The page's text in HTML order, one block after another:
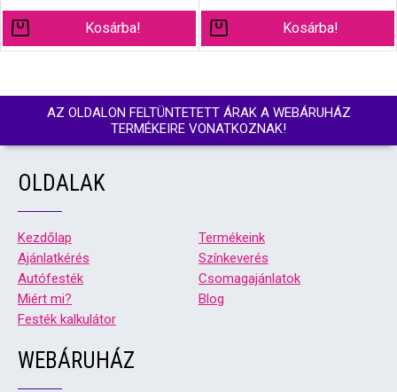
Kosárba! Kosárba!
AZ OLDALON FELTÜNTETETT ÁRAK A WEBÁRUHÁZ
TERMÉKEIRE VONATKOZNAK!
OLDALAK
Kezdőlap
Termékeink
Ajánlatkérés
Színkeverés
Autófesték
Csomagajánlatok
Miért mi?
Blog
Festék kalkulátor
WEBÁRUHÁZ